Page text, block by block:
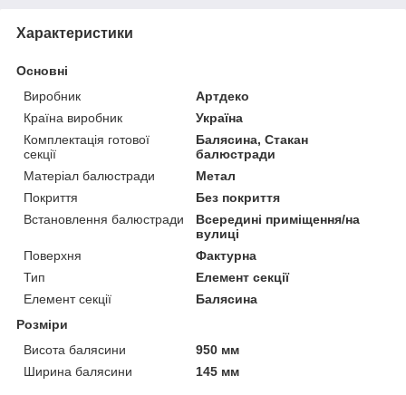
Характеристики
Основні
Виробник
Артдеко
Країна виробник
Україна
Комплектація готової
секції
Балясина, Стакан
балюстради
Матеріал балюстради
Метал
Покриття
Без покриття
Встановлення балюстради
Всередині приміщення/на
вулиці
Поверхня
Фактурна
Тип
Елемент секції
Елемент секції
Балясина
Розміри
Висота балясини
950 мм
Ширина балясини
145 мм